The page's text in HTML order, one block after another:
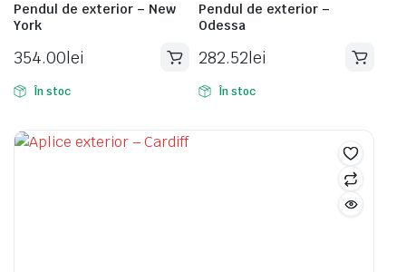
Pendul de exterior – New
York
354.00lei
În stoc
Pendul de exterior –
Odessa
282.52lei
În stoc